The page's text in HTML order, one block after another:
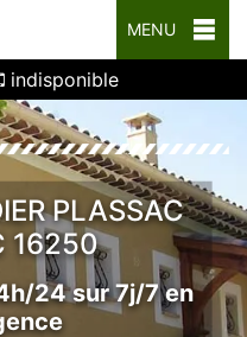
MENU
indisponible
PLASSAC
16250
24 sur 7j/7 en